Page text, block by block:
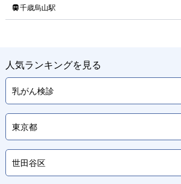
千歳烏山駅
人気ランキングを見る